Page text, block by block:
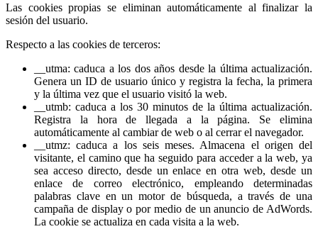
Las cookies propias se eliminan automáticamente al finalizar la
sesión del usuario.
Respecto a las cookies de terceros:
__utma: caduca a los dos años desde la última actualización.
Genera un ID de usuario único y registra la fecha, la primera
y la última vez que el usuario visitó la web.
__utmb: caduca a los 30 minutos de la última actualización.
Registra la hora de llegada a la página. Se elimina
automáticamente al cambiar de web o al cerrar el navegador.
__utmz: caduca a los seis meses. Almacena el origen del
visitante, el camino que ha seguido para acceder a la web, ya
sea acceso directo, desde un enlace en otra web, desde un
enlace de correo electrónico, empleando determinadas
palabras clave en un motor de búsqueda, a través de una
campaña de display o por medio de un anuncio de AdWords.
La cookie se actualiza en cada visita a la web.